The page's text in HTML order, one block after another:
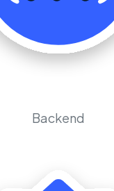
Backend